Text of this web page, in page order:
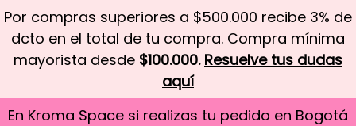
Por compras superiores a $500.000 recibe 3% de
dcto en el total de tu compra. Compra mínima
mayorista desde $100.000. Resuelve tus dudas
aquí
En Kroma Space si realizas tu pedido en Bogotá